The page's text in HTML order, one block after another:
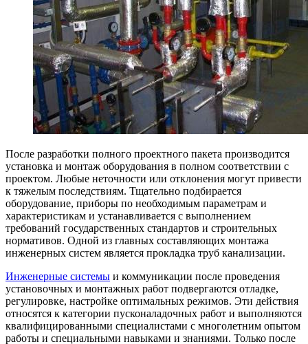
После разработки полного проектного пакета производится
установка и монтаж оборудования в полном соответствии с
проектом. Любые неточности или отклонения могут привести
к тяжелым последствиям. Тщательно подбирается
оборудование, приборы по необходимым параметрам и
характеристикам и устанавливается с выполнением
требований государственных стандартов и строительных
нормативов. Одной из главных составляющих монтажа
инженерных систем является прокладка труб канализации.
Инженерные системы и коммуникации после проведения
установочных и монтажных работ подвергаются отладке,
регулировке, настройке оптимальных режимов. Эти действия
относятся к категории пусконаладочных работ и выполняются
квалифицированными специалистами с многолетним опытом
работы и специальными навыками и знаниями. Только после